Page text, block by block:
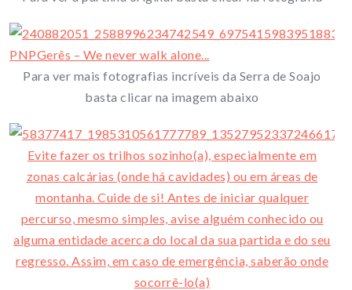
Para ver mais fotografias incríveis da Serra de Soajo
basta clicar na imagem abaixo
Evite fazer os trilhos sozinho(a), especialmente em
zonas calcárias (onde há cavidades) ou em áreas de
montanha. Cuide de si! Antes de iniciar qualquer
percurso, mesmo simples, avise alguém conhecido ou
alguma entidade acerca do local da sua partida e do seu
regresso. Assim, em caso de emergência, saberão onde
socorrê-lo(a)